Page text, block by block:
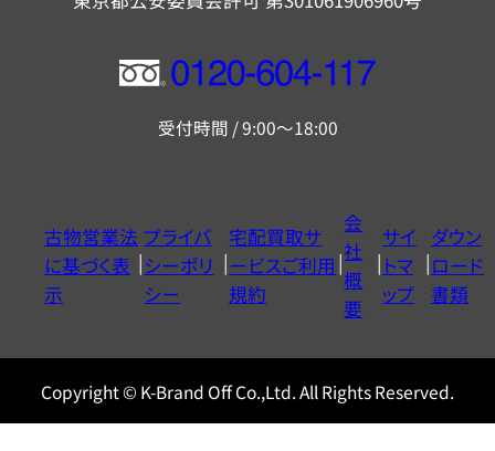
フ
ー
ヤ
ル
0120604117
受付時間 / 9:00～18:00
古物営業法
に基づく表
示
プライバ
シーポリ
シー
宅配買取サ
ービスご利用
規約
会
社
概
要
サイ
トマ
ップ
ダウン
ロード
書類
Copyright © K-Brand Off Co.,Ltd. All Rights Reserved.